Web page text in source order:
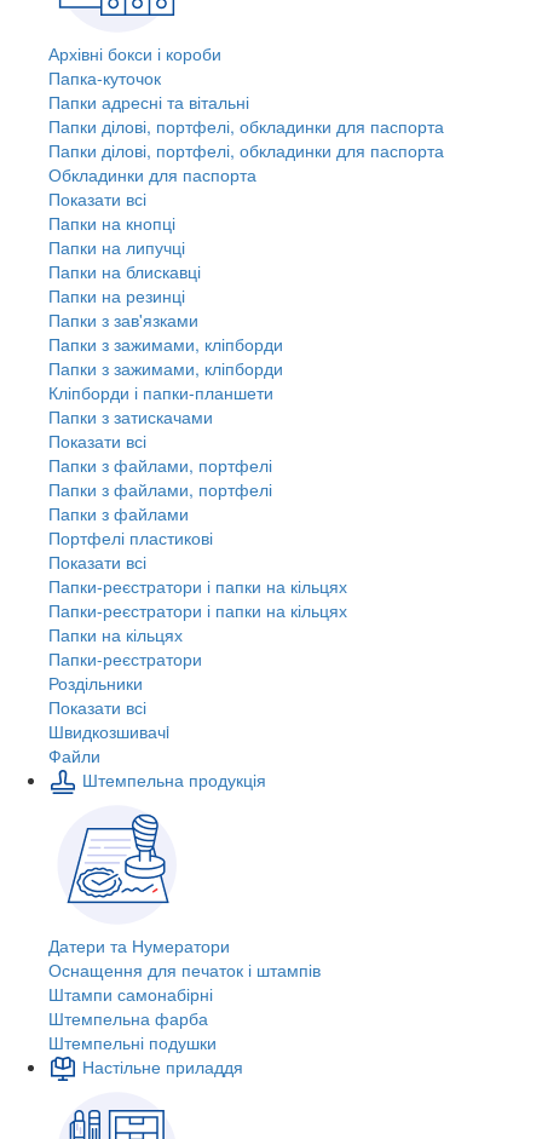
Архівні бокси і короби
Папка-куточок
Папки адресні та вітальні
Папки ділові, портфелі, обкладинки для паспорта
Папки ділові, портфелі, обкладинки для паспорта
Обкладинки для паспорта
Показати всі
Папки на кнопці
Папки на липучці
Папки на блискавці
Папки на резинці
Папки з зав'язками
Папки з зажимами, кліпборди
Папки з зажимами, кліпборди
Кліпборди і папки-планшети
Папки з затискачами
Показати всі
Папки з файлами, портфелі
Папки з файлами, портфелі
Папки з файлами
Портфелі пластикові
Показати всі
Папки-реєстратори і папки на кільцях
Папки-реєстратори і папки на кільцях
Папки на кільцях
Папки-реєстратори
Роздільники
Показати всі
Швидкозшивачi
Файли
Штемпельна продукція
Датери та Нумератори
Оснащення для печаток і штампів
Штампи самонабірні
Штемпельна фарба
Штемпельні подушки
Настільне приладдя